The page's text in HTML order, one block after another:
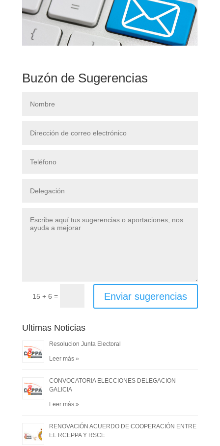
Buzón de Sugerencias
15 + 6 = Enviar sugerencias
Ultimas Noticias
Resolucion Junta Electoral
Leer más »
CONVOCATORIA ELECCIONES DELEGACION
GALICIA
Leer más »
RENOVACIÓN ACUERDO DE COOPERACIÓN ENTRE
EL RCEPPA Y RSCE